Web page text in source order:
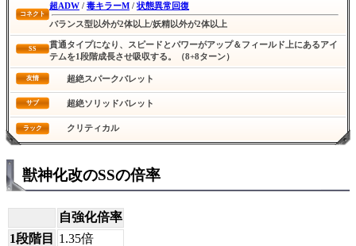
コネクト
超ADW / 毒キラーM /状態異常回復
バランス型以外が2体以上/妖精以外が2体以上
SS
貫通タイプになり、スピードとパワーがアップ＆フィールド上にあるアイ
テムを1段階成長させ吸収する。（8+8ターン）
友情 超絶スパークバレット
サブ 超絶ソリッドバレット
ラック クリティカル
獣神化改のSSの倍率
自強化倍率
1段階目
1.35倍